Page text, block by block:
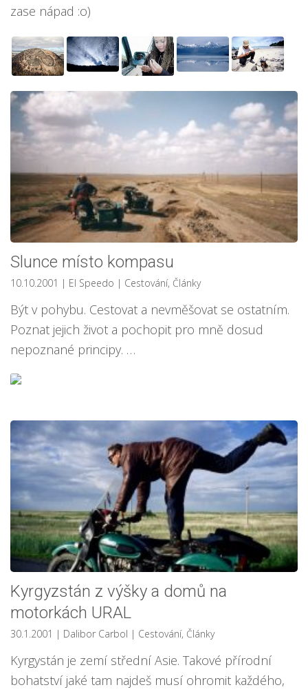
zase nápad :o)
Slunce místo kompasu
10.10.2001 | El Speedo | Cestování, Články
Být v pohybu. Cestovat a nevměšovat se ostatním.
Poznat jejich život a pochopit pro mně dosud
nepoznané principy. …
Kyrgyzstán z výšky a domů na
motorkách URAL
30.1.2001 | Dalibor Carbol | Cestování, Články
Kyrgystán je zemí střední Asie. Takové přírodní
bohatství jaké tam najdeš musí ohromit každého,